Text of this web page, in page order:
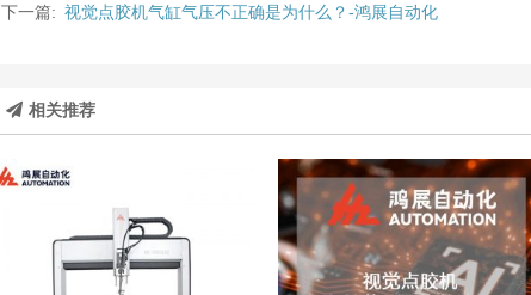
下一篇: 视觉点胶机气缸气压不正确是为什么？-鸿展自动化
相关推荐